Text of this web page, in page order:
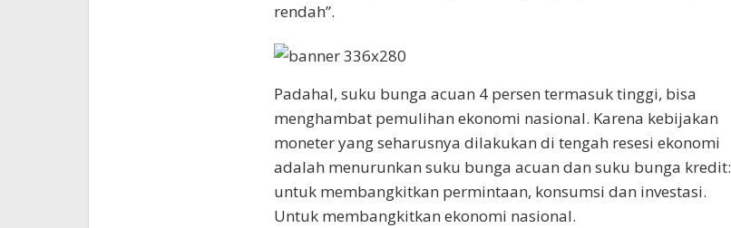
rendah”.
Padahal, suku bunga acuan 4 persen termasuk tinggi, bisa
menghambat pemulihan ekonomi nasional. Karena kebijakan
moneter yang seharusnya dilakukan di tengah resesi ekonomi
adalah menurunkan suku bunga acuan dan suku bunga kredit:
untuk membangkitkan permintaan, konsumsi dan investasi.
Untuk membangkitkan ekonomi nasional.